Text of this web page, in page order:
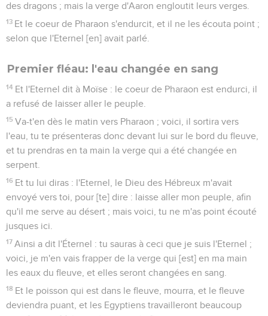
des dragons ; mais la verge d'Aaron engloutit leurs verges.
13 Et le coeur de Pharaon s'endurcit, et il ne les écouta point ;
selon que l'Eternel [en] avait parlé.
Premier fléau: l'eau changée en sang
14 Et l'Eternel dit à Moïse : le coeur de Pharaon est endurci, il
a refusé de laisser aller le peuple.
15 Va-t'en dès le matin vers Pharaon ; voici, il sortira vers
l'eau, tu te présenteras donc devant lui sur le bord du fleuve,
et tu prendras en ta main la verge qui a été changée en
serpent.
16 Et tu lui diras : l'Eternel, le Dieu des Hébreux m'avait
envoyé vers toi, pour [te] dire : laisse aller mon peuple, afin
qu'il me serve au désert ; mais voici, tu ne m'as point écouté
jusques ici.
17 Ainsi a dit l'Éternel : tu sauras à ceci que je suis l'Eternel ;
voici, je m'en vais frapper de la verge qui [est] en ma main
les eaux du fleuve, et elles seront changées en sang.
18 Et le poisson qui est dans le fleuve, mourra, et le fleuve
deviendra puant, et les Egyptiens travailleront beaucoup